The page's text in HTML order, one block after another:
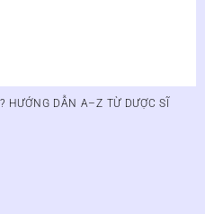
HƯỚNG DẪN A–Z TỪ DƯỢC SĨ